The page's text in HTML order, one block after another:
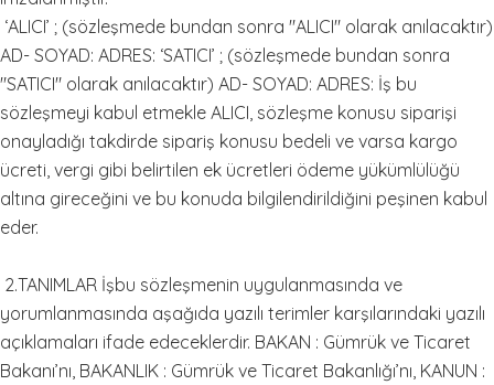
‘ALICI’ ; (sözleşmede bundan sonra "ALICI" olarak anılacaktır)
AD- SOYAD: ADRES: ‘SATICI’ ; (sözleşmede bundan sonra
"SATICI" olarak anılacaktır) AD- SOYAD: ADRES: İş bu
sözleşmeyi kabul etmekle ALICI, sözleşme konusu siparişi
onayladığı takdirde sipariş konusu bedeli ve varsa kargo
ücreti, vergi gibi belirtilen ek ücretleri ödeme yükümlülüğü
altına gireceğini ve bu konuda bilgilendirildiğini peşinen kabul
eder.
2.TANIMLAR İşbu sözleşmenin uygulanmasında ve
yorumlanmasında aşağıda yazılı terimler karşılarındaki yazılı
açıklamaları ifade edeceklerdir. BAKAN : Gümrük ve Ticaret
Bakanı’nı, BAKANLIK : Gümrük ve Ticaret Bakanlığı’nı, KANUN :